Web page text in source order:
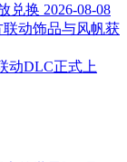
兑换 2026-08-08
联动饰品与风帆获
动DLC正式上